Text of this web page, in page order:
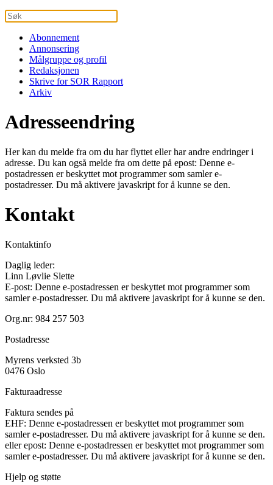
Abonnement
Annonsering
Målgruppe og profil
Redaksjonen
Skrive for SOR Rapport
Arkiv
Adresseendring
Her kan du melde fra om du har flyttet eller har andre endringer i
adresse. Du kan også melde fra om dette på epost: Denne e-
postadressen er beskyttet mot programmer som samler e-
postadresser. Du må aktivere javaskript for å kunne se den.
Kontakt
Kontaktinfo
Daglig leder:
Linn Løvlie Slette
E-post: Denne e-postadressen er beskyttet mot programmer som
samler e-postadresser. Du må aktivere javaskript for å kunne se den.
Org.nr: 984 257 503
Postadresse
Myrens verksted 3b
0476 Oslo
Fakturaadresse
Faktura sendes på
EHF: Denne e-postadressen er beskyttet mot programmer som
samler e-postadresser. Du må aktivere javaskript for å kunne se den.
eller epost: Denne e-postadressen er beskyttet mot programmer som
samler e-postadresser. Du må aktivere javaskript for å kunne se den.
Hjelp og støtte